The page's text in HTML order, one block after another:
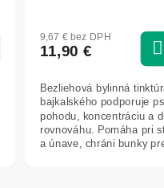
9,67 € bez DPH
11,90 €
Bezliehová bylinná
bajkalského podporuje
pohodu, koncentráciu a
rovnováhu. Pomáha pri
a únave, chráni bunky